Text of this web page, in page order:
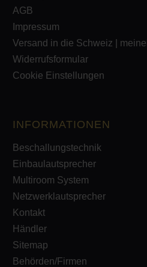
AGB
Impressum
Versand in die Schweiz |
Widerrufsformular
Cookie Einstellungen
INFORMATIONEN
Beschallungstechnik
Einbaulautsprecher
Multiroom System
Netzwerklautsprecher
Kontakt
Händler
Sitemap
Behörden/Firmen